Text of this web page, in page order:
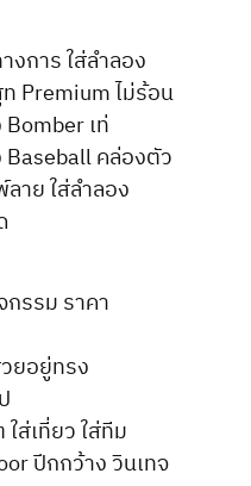
งการ ใส่ลำลอง
Premium ไม่ร้อน
เท่
Baseball คล่องตัว
าย ใส่ลำลอง
รรม ราคา
ยอยู่ทรง
ส่เที่ยว ใส่ทีม
ปีกกว้าง วินเทจ